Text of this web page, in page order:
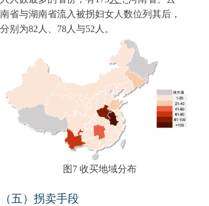
南省与湖南省流入被拐妇女人数位列其后，
分别为82 人、78 人与52 人。
图7 收买地域分布
（五）拐卖手段